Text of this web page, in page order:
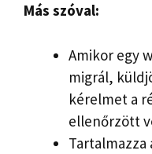
Más szóval:
Amikor egy
migrál,
kérelmet a
ellenőrzött
Tartalmazza